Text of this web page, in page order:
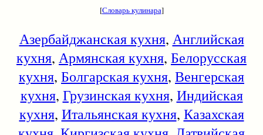
[Словарь кулинара]
Азербайджанская кухня, Английская
кухня, Армянская кухня, Белорусская
кухня, Болгарская кухня, Венгерская
кухня, Грузинская кухня, Индийская
кухня, Итальянская кухня, Казахская